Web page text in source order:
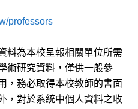
professors
料為本校呈報相關單位所需
術研究資料，僅供一般參
，務必取得本校教師的書面
，對於系統中個人資料之收